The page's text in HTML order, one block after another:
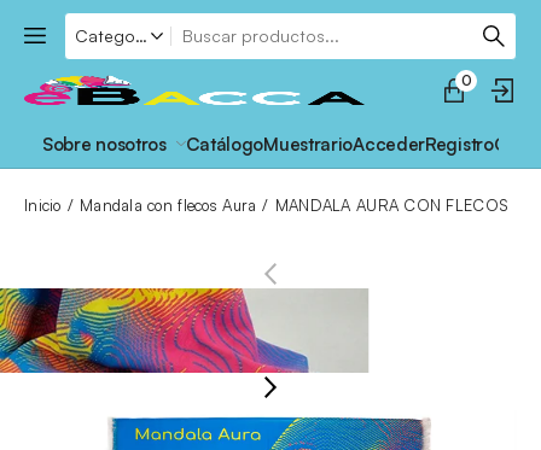
0
Sobre nosotros CatálogoMuestrarioAccederRegistro
Inicio Mandala con flecos Aura MANDALA AURA CON FLECOS